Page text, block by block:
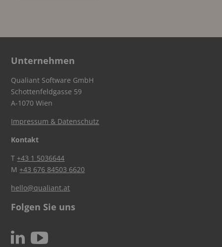
Unternehmen
Qualiant Software GmbH
Schottenfeldgasse 59
A-1070 Wien
Impressum & Datenschutz
Kontakt
T+43 1 5036644
M+43 676 84503 6620
hello@qualiant.at
Folgen Sie uns
N c